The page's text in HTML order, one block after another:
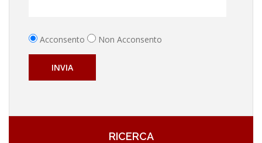
Acconsento Non Acconsento
INVIA
RICERCA